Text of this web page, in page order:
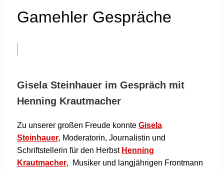
Gamehler Gespräche
Gisela Steinhauer im Gespräch mit
Henning Krautmacher
Zu unserer großen Freude konnte Gisela
Steinhauer, Moderatorin, Journalistin und
Schriftstellerin für den Herbst Henning
Krautmacher, Musiker und langjährigen Frontmann